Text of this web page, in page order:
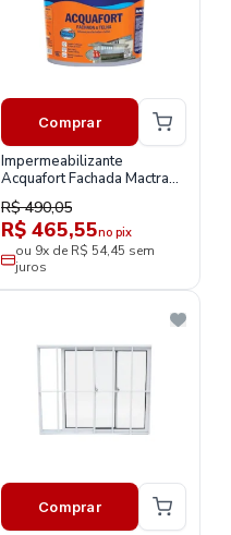
Comprar
Impermeabilizante
Acquafort Fachada Mactra
18l
R$ 490,05
R$ 465,55no pix
ou 9x de R$ 54,45 sem
juros
Comprar